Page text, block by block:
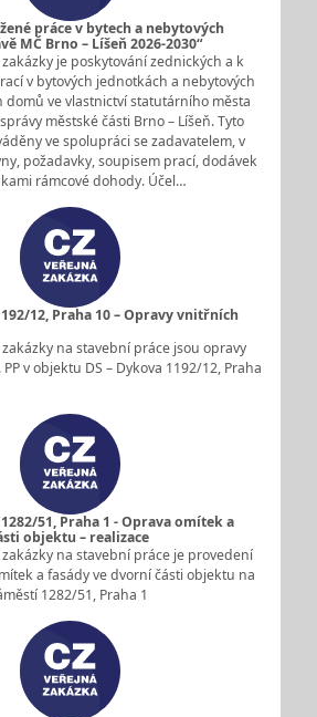
práce v bytech a nebytových
MČ Brno – Líšeň 2026-2030“
je poskytování zednických a k
v bytových jednotkách a nebytových
domů ve vlastnictví statutárního města
městské části Brno – Líšeň. Tyto
ve spolupráci se zadavatelem, v
požadavky, soupisem prací, dodávek
rámcové dohody. Účel…
12, Praha 10 – Opravy vnitřních
na stavební práce jsou opravy
v objektu DS – Dykova 1192/12, Praha
51, Praha 1 - Oprava omítek a
objektu – realizace
na stavební práce je provedení
a fasády ve dvorní části objektu na
1282/51, Praha 1